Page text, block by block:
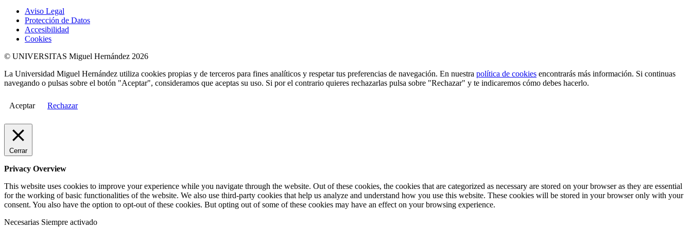
Aviso Legal
Protección de Datos
Accesibilidad
Cookies
© UNIVERSITAS Miguel Hernández 2026
La Universidad Miguel Hernández utiliza cookies propias y de terceros para fines analíticos y respetar tus preferencias de navegación. En nuestra política de cookies encontrarás más información. Si continuas
navegando o pulsas sobre el botón "Aceptar", consideramos que aceptas su uso. Si por el contrario quieres rechazarlas pulsa sobre "Rechazar" y te indicaremos cómo debes hacerlo.
Aceptar Rechazar
Cerrar
Privacy Overview
This website uses cookies to improve your experience while you navigate through the website. Out of these cookies, the cookies that are categorized as necessary are stored on your browser as they are essential
for the working of basic functionalities of the website. We also use third-party cookies that help us analyze and understand how you use this website. These cookies will be stored in your browser only with your
consent. You also have the option to opt-out of these cookies. But opting out of some of these cookies may have an effect on your browsing experience.
Necesarias Siempre activado